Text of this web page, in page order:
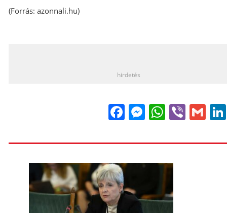
(Forrás: azonnali.hu)
hirdetés
FacebookViber